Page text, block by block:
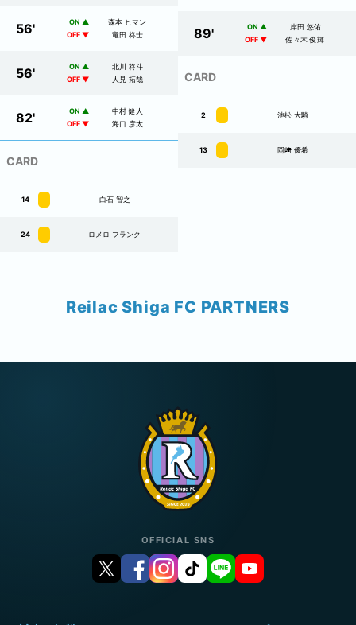
56'
ON ▲
OFF ▼
森本 ヒマン
竜田 柊士
56'
ON ▲
OFF ▼
北川 柊斗
人見 拓哉
82'
ON ▲
OFF ▼
中村 健人
海口 彦太
CARD
14 白石 智之
24 ロメロ フランク
89'
ON ▲
OFF ▼
岸田 悠佑
佐々木 俊輝
CARD
2 池松 大騎
13 岡﨑 優希
Reilac Shiga FC PARTNERS
OFFICIAL SNS